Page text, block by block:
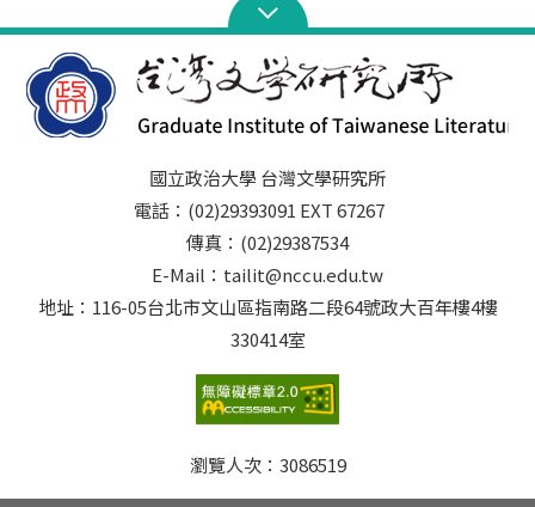
國立政治大學 台灣文學研究所
電話：(02)29393091 EXT 67267
傳真：(02)29387534
E-Mail：tailit@nccu.edu.tw
地址：116-05台北市文山區指南路二段64號政大百年樓4樓
330414室
瀏覽人次： 3086519